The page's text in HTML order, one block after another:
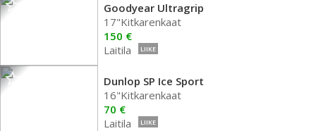
Goodyear Ultragrip
17"Kitkarenkaat
150 €
Laitila
LIIKE
Dunlop SP Ice Sport
16"Kitkarenkaat
70 €
Laitila
LIIKE